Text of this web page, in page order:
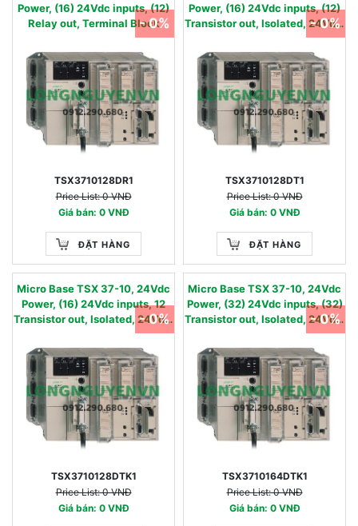
Power, (16) 24Vdc inputs, (12)
Relay out, Terminal Block
TSX3710128DR1
Price List: 0 VNĐ
Giá bán: 0 VNĐ
ĐẶT HÀNG
- 0%
Power, (16) 24Vdc inputs, (12)
Transistor out, Isolated, 24Vdc,
0.5A, Terminal Block
TSX3710128DT1
Price List: 0 VNĐ
Giá bán: 0 VNĐ
ĐẶT HÀNG
- 0%
Micro Base TSX 37-10, 24Vdc
Power, (16) 24Vdc inputs, 12
Transistor out, Isolated, 24Vdc,
0.5A, (2) HE10 Connectors.
TSX3710128DTK1
Price List: 0 VNĐ
Giá bán: 0 VNĐ
- 0%
Micro Base TSX 37-10, 24Vdc
Power, (32) 24Vdc inputs, (32)
Transistor out, Isolated, 24Vdc,
0.1A, (4) HE10 Connectors.
TSX3710164DTK1
Price List: 0 VNĐ
Giá bán: 0 VNĐ
- 0%